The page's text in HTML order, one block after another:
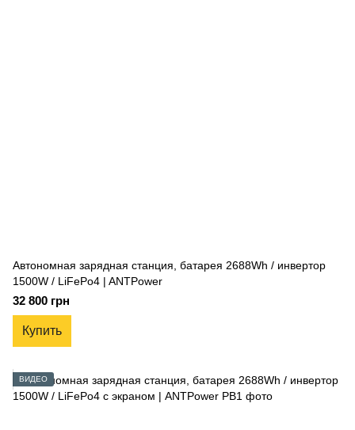
Автономная зарядная станция, батарея 2688Wh / инвертор
1500W / LiFePo4 | ANTPower
32 800 грн
Купить
ВИДЕО